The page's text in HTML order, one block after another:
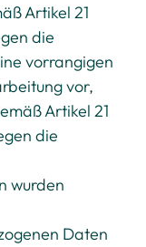
Artikel 21
die
vorrangigen
vor,
Artikel 21
die
wurden
Daten